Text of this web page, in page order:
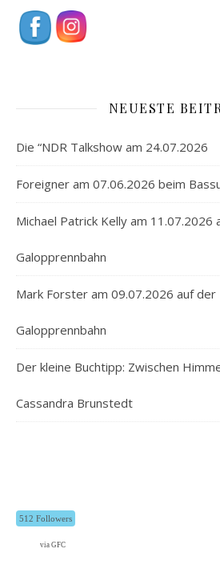
NEUESTE
Die “NDR Talkshow am 24.07.2026
Foreigner am 07.06.2026 beim
Michael Patrick Kelly am 11.07.2026
Galopprennbahn
Mark Forster am 09.07.2026 auf
Galopprennbahn
Der kleine Buchtipp: Zwischen
Cassandra Brunstedt
512 Followers
via GFC